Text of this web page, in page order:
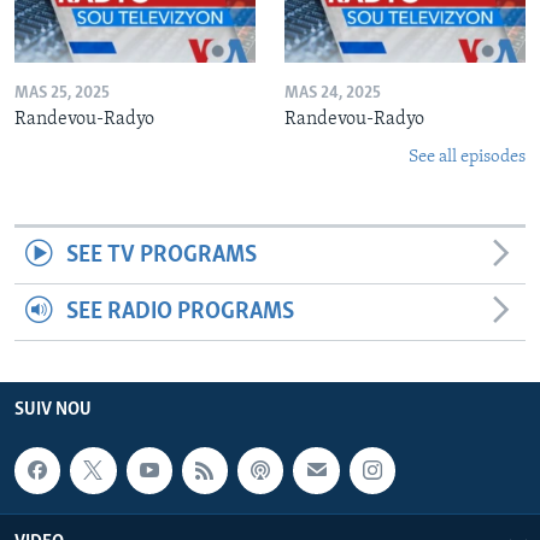
MAS 25, 2025
Randevou-Radyo
MAS 24, 2025
Randevou-Radyo
See all episodes
SEE TV PROGRAMS
SEE RADIO PROGRAMS
SUIV NOU